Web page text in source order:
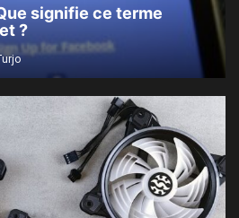
signifie ce terme
?